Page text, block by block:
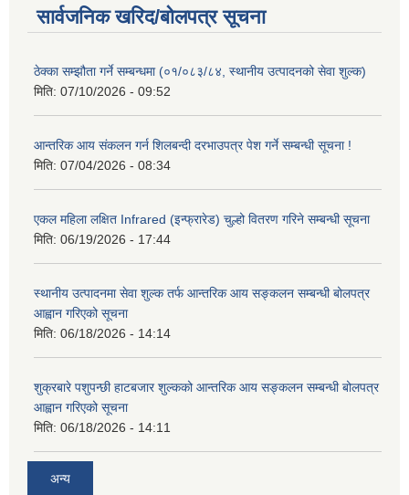
सार्वजनिक खरिद/बोलपत्र सूचना
ठेक्का सम्झौता गर्ने सम्बन्धमा (०१/०८३/८४, स्थानीय उत्पादनको सेवा शुल्क)
मिति: 07/10/2026 - 09:52
आन्तरिक आय संकलन गर्न शिलबन्दी दरभाउपत्र पेश गर्ने सम्बन्धी सूचना !
मिति: 07/04/2026 - 08:34
एकल महिला लक्षित Infrared (इन्फ्रारेड) चुल्हो वितरण गरिने सम्बन्धी सूचना
मिति: 06/19/2026 - 17:44
स्थानीय उत्पादनमा सेवा शुल्क तर्फ आन्तरिक आय सङ्कलन सम्बन्धी बोलपत्र
आह्वान गरिएको सूचना
मिति: 06/18/2026 - 14:14
शुक्रबारे पशुपन्छी हाटबजार शुल्कको आन्तरिक आय सङ्कलन सम्बन्धी बोलपत्र
आह्वान गरिएको सूचना
मिति: 06/18/2026 - 14:11
अन्य